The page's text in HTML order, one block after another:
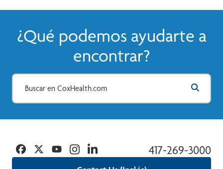
¿Qué podemos ayudarte a
encontrar?
417-269-3000
Facebook
TwitterYouTubeInstagramLinkedin